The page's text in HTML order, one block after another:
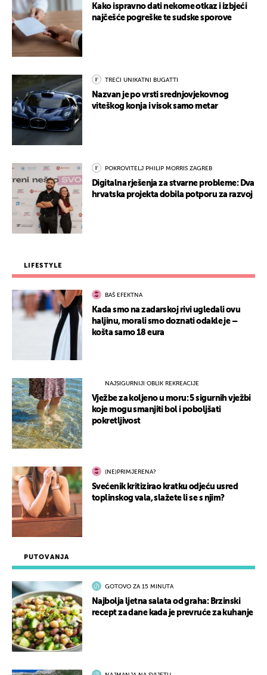
PUTOVANJA
GOTOVO ZA 15 MINUTA
Najbolja ljetna salata od graha: Brzinski
recept za dane kada je prevruće za kuhanje
Kako ispravno dati nekome otkaz i izbjeći
najčešće pogreške te sudske sporove
TREĆI UNIKATNI BUGATTI
Nazvan je po vrsti srednjovjekovnog
viteškog konja i visok samo metar
POKROVITELJ PHILIP MORRIS ZAGREB
Digitalna rješenja za stvarne probleme: Dva
hrvatska projekta dobila potporu za razvoj
LIFESTYLE
BAŠ EFEKTNA
Kada smo na zadarskoj rivi ugledali ovu
haljinu, morali smo doznati odakle je –
košta samo 18 eura
NAJSIGURNIJI OBLIK REKREACIJE
Vježbe za koljeno u moru: 5 sigurnih vježbi
koje mogu smanjiti bol i poboljšati
pokretljivost
(NE)PRIMJERENA?
Svećenik kritizirao kratku odjeću usred
toplinskog vala, slažete li se s njim?